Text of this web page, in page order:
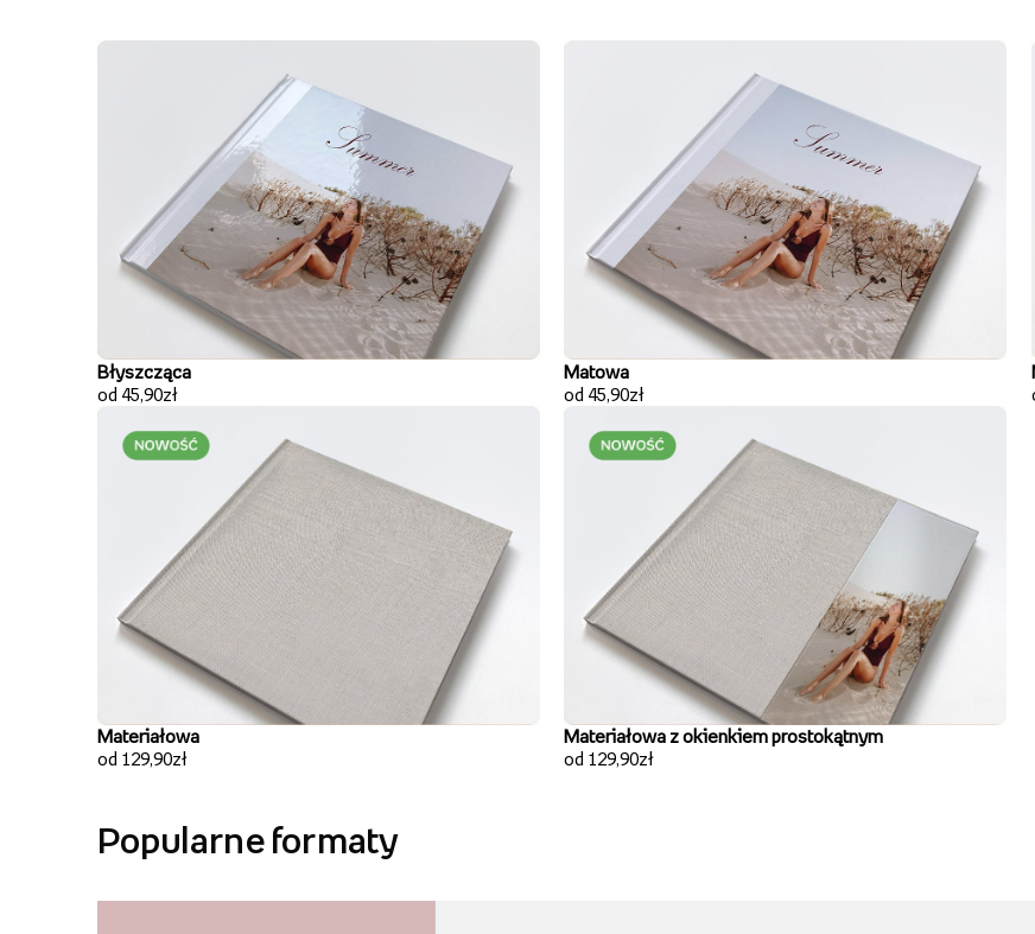
Błyszcząca
od 45,90zł
Materiałowa
od 129,90zł
Matowa
od 45,90zł
Materiałowa z okienkiem prostokątnym
od 129,90zł
Popularne formaty